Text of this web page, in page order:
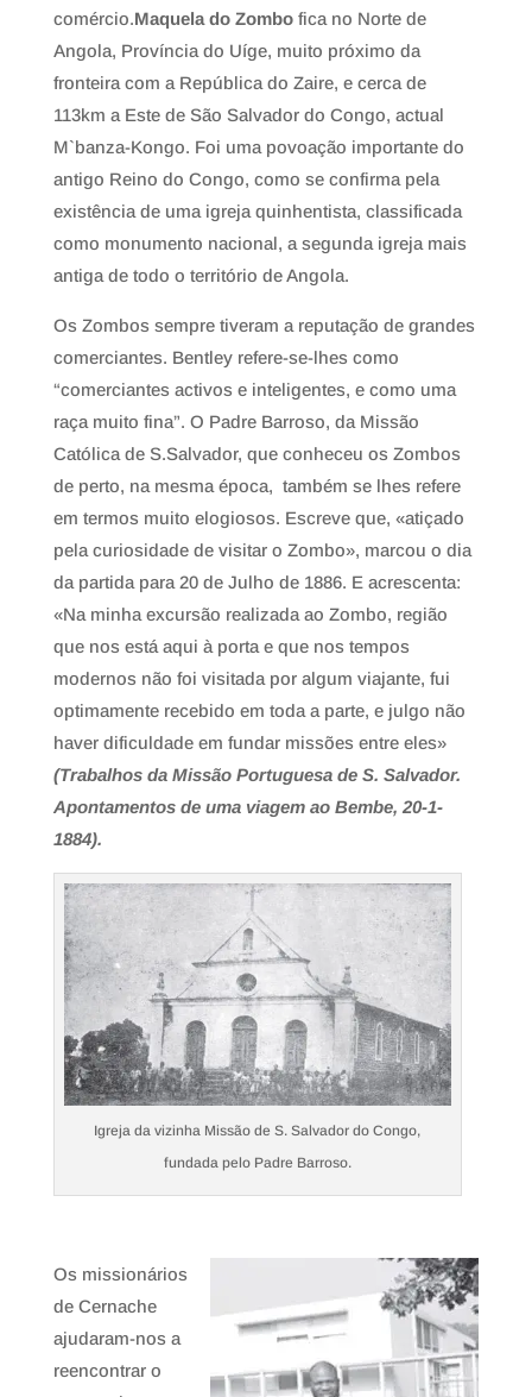
comércio.Maquela do Zombofica no Norte de
Angola, Província do Uíge, muito próximo da
fronteira com a República do Zaire, e cerca de
113km a Este de São Salvador do Congo, actual
M`banza-Kongo. Foi uma povoação importante do
antigo Reino do Congo, como se confirma pela
existência de uma igreja quinhentista, classificada
como monumento nacional, a segunda igreja mais
antiga de todo o território de Angola.
Os Zombos sempre tiveram a reputação de grandes
comerciantes. Bentley refere-se-lhes como
“comerciantes activos e inteligentes, e como uma
raça muito fina”. O Padre Barroso, da Missão
Católica de S.Salvador, que conheceu os Zombos
de perto, na mesma época, também se lhes refere
em termos muito elogiosos. Escreve que, «atiçado
pela curiosidade de visitar o Zombo», marcou o dia
da partida para 20 de Julho de 1886. E acrescenta:
«Na minha excursão realizada ao Zombo, região
que nos está aqui à porta e que nos tempos
modernos não foi visitada por algum viajante, fui
optimamente recebido em toda a parte, e julgo não
haver dificuldade em fundar missões entre eles»
(Trabalhos da Missão Portuguesa de S. Salvador.
Apontamentos de uma viagem ao Bembe, 20-1-
1884).
Igreja da vizinha Missão de S. Salvador do Congo,
fundada pelo Padre Barroso.
Os missionários
de Cernache
ajudaram-nos a
reencontrar o